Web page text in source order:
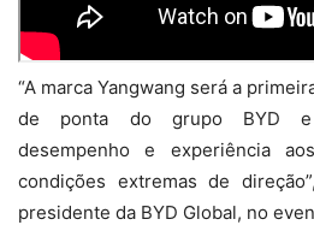
“A marca Yangwang será a
de ponta do grupo BYD e
desempenho e experiência
condições extremas de
presidente da BYD Global, no